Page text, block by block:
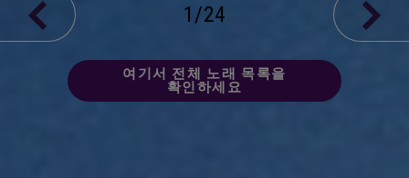
1 /24
여기서 전체 노래 목록을
확인하세요